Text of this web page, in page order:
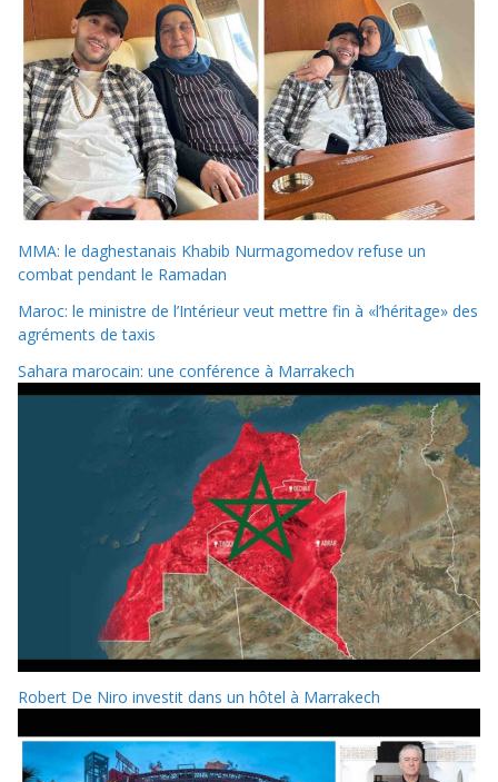
MMA: le daghestanais Khabib Nurmagomedov refuse un
combat pendant le Ramadan
Maroc: le ministre de l’Intérieur veut mettre fin à «l’héritage» des
agréments de taxis
Sahara marocain: une conférence à Marrakech
Robert De Niro investit dans un hôtel à Marrakech